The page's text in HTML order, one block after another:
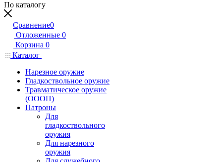
По каталогу
Сравнение0
Отложенные 0
Корзина 0
Каталог
Нарезное оружие
Гладкоствольное оружие
Травматическое оружие
(ОООП)
Патроны
Для
гладкоствольного
оружия
Для нарезного
оружия